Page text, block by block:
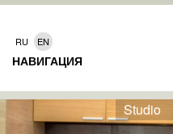
RU EN
НАВИГАЦИЯ
Studio